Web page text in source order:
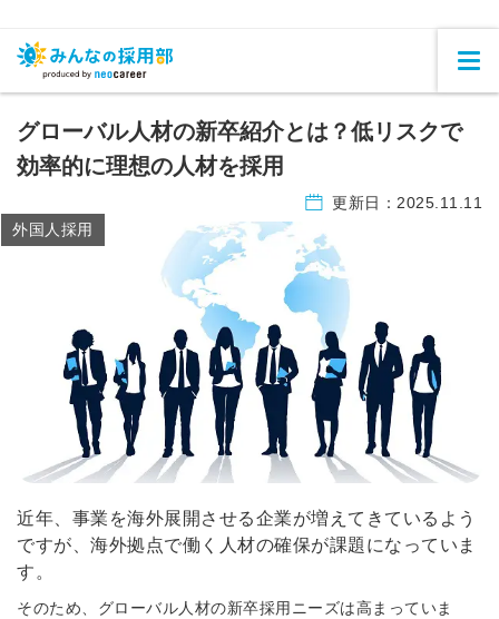
グローバル人材の新卒紹介とは？低リスクで
効率的に理想の人材を採用
更新日： 2025.11.11
外国人採用
近年、事業を海外展開させる企業が増えてきているよう
ですが、海外拠点で働く人材の確保が課題になっていま
す。
そのため、グローバル人材の新卒採用ニーズは高まっていま